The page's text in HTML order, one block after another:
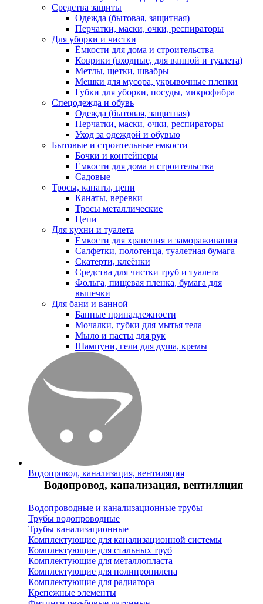
Средства защиты
Одежда (бытовая, защитная)
Перчатки, маски, очки, респираторы
Для уборки и чистки
Ёмкости для дома и строительства
Коврики (входные, для ванной и туалета)
Метлы, щетки, швабры
Мешки для мусора, укрывочные пленки
Губки для уборки, посуды, микрофибра
Спецодежда и обувь
Одежда (бытовая, защитная)
Перчатки, маски, очки, респираторы
Уход за одеждой и обувью
Бытовые и строительные емкости
Бочки и контейнеры
Ёмкости для дома и строительства
Садовые
Тросы, канаты, цепи
Канаты, веревки
Тросы металлические
Цепи
Для кухни и туалета
Ёмкости для хранения и замораживания
Салфетки, полотенца, туалетная бумага
Скатерти, клеёнки
Средства для чистки труб и туалета
Фольга, пищевая пленка, бумага для
выпечки
Для бани и ванной
Банные принадлежности
Мочалки, губки для мытья тела
Мыло и пасты для рук
Шампуни, гели для душа, кремы
Водопровод, канализация, вентиляция
Водопровод, канализация, вентиляция
Водопроводные и канализационные трубы
Трубы водопроводные
Трубы канализационные
Комплектующие для канализационной системы
Комплектующие для стальных труб
Комплектующие для металлопласта
Комплектующие для полипропилена
Комплектующие для радиатора
Крепежные элементы